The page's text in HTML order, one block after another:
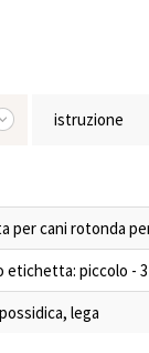
istruzione
per cani rotonda
etichetta: piccolo -
lega